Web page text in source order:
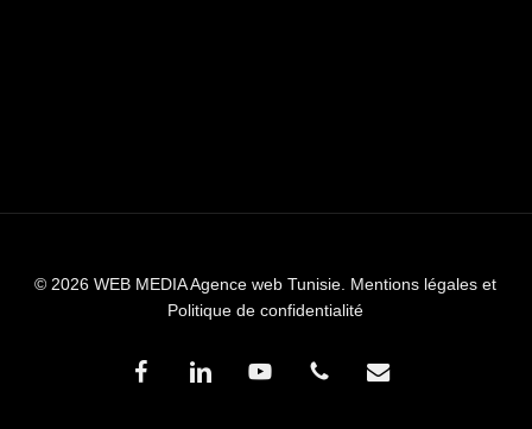
© 2026 WEB MEDIA Agence web Tunisie. Mentions légales et
Politique de confidentialité
facebooklinkedin youtube phone email